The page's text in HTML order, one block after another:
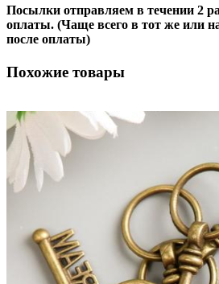
Посылки отправляем в течении 2
оплаты. (Чаще всего в тот же или
после оплаты)
Похожие товары